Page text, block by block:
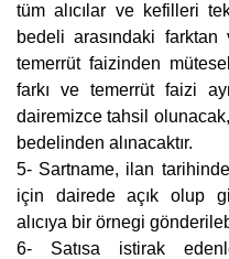
tüm alıcılar ve kefilleri
bedeli arasındaki
temerrüt faizinden
farkı ve temerrüt faizi
dairemizce tahsil
bedelinden alınacaktır.
5- Sartname, ilan
için dairede açık olup
alıcıya bir örnegi
6- Satısa istirak